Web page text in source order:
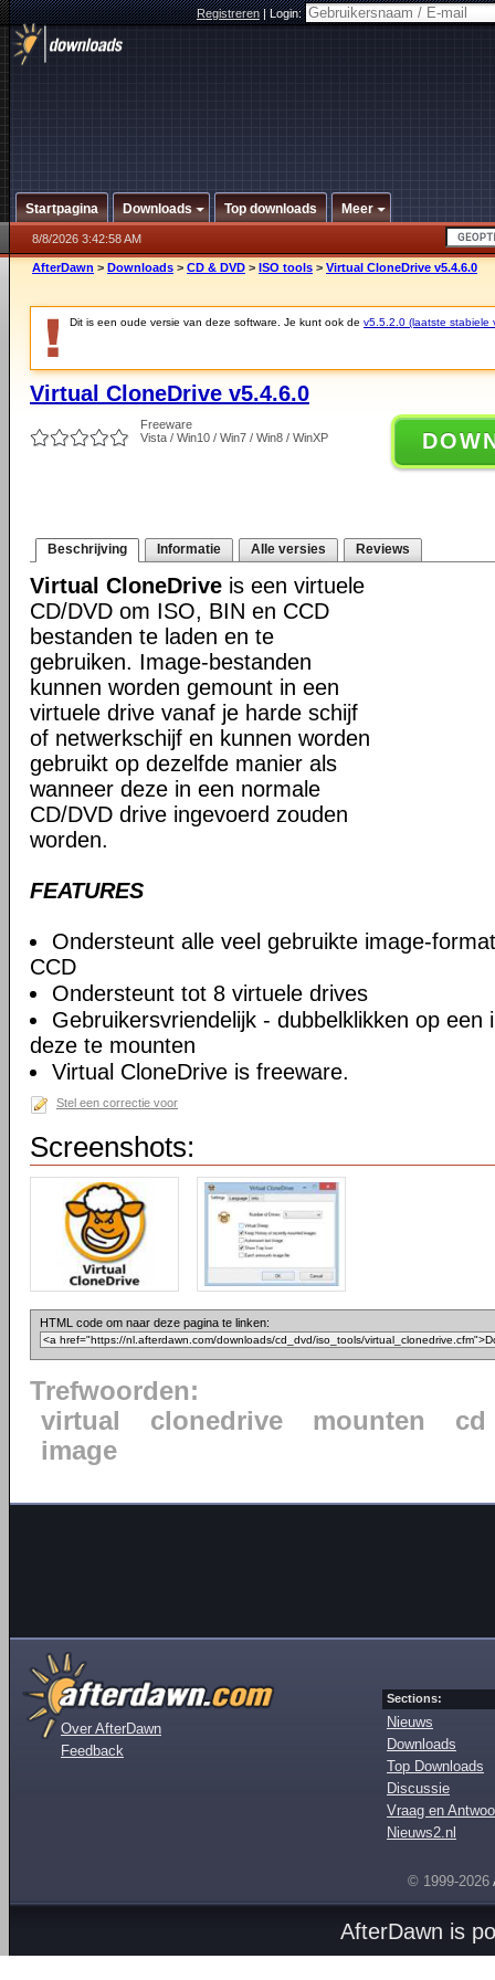
Registreren|Login:
Startpagina Downloads Top downloads Meer
8/8/2026 3:42:58 AM
AfterDawn > Downloads > CD & DVD > ISO tools > Virtual CloneDrive v5.4.6.0
Dit is een oude versie van deze software. Je kunt ook de v5.5.2.0 (laatste stabiele
Virtual CloneDrive v5.4.6.0
Freeware
Vista / Win10 / Win7 / Win8 / WinXP
Beschrijving Informatie Alle versies Reviews
Virtual CloneDrive is een virtuele
CD/DVD om ISO, BIN en CCD
bestanden te laden en te
gebruiken. Image-bestanden
kunnen worden gemount in een
virtuele drive vanaf je harde schijf
of netwerkschijf en kunnen worden
gebruikt op dezelfde manier als
wanneer deze in een normale
CD/DVD drive ingevoerd zouden
worden.
FEATURES
Ondersteunt alle veel gebruikte image-
CCD
Ondersteunt tot 8 virtuele drives
Gebruikersvriendelijk - dubbelklikken op een
deze te mounten
Virtual CloneDrive is freeware.
Stel een correctie voor
Screenshots:
HTML code om naar deze pagina te linken:
Trefwoorden:
virtual
clonedrive mounten
cd
image
Over AfterDawn
Feedback
Sections:
Nieuws
Downloads
Top Downloads
Discussie
Vraag en
Nieuws2.nl
© 1999-2026
AfterDawn is